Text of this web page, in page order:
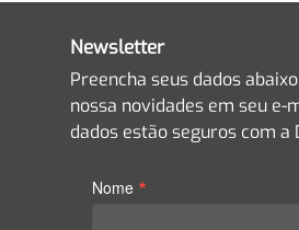
Newsletter
Preencha seus dados
nossa novidades em seu e-
dados estão seguros com a
Nome *